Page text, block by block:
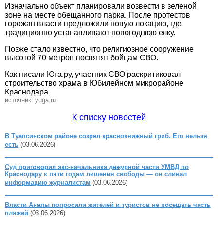
Изначально объект планировали возвести в зеленой
зоне на месте обещанного парка. После протестов
горожан власти предложили новую локацию, где
традиционно устанавливают новогоднюю елку.
Позже стало известно, что религиозное сооружение
высотой 70 метров посвятят бойцам СВО.
Как писали Юга.ру, участник СВО раскритиковал
строительство храма в Юбилейном микрорайоне
Краснодара.
источник: yuga.ru
К списку новостей
В Туапсинском районе созрел краснокнижный гриб. Его нельзя
есть (03.06.2026)
Суд приговорил экс-начальника дежурной части УМВД по
Краснодару к пяти годам лишения свободы — он сливал
информацию журналистам (03.06.2026)
Власти Анапы попросили жителей и туристов не посещать часть
пляжей (03.06.2026)